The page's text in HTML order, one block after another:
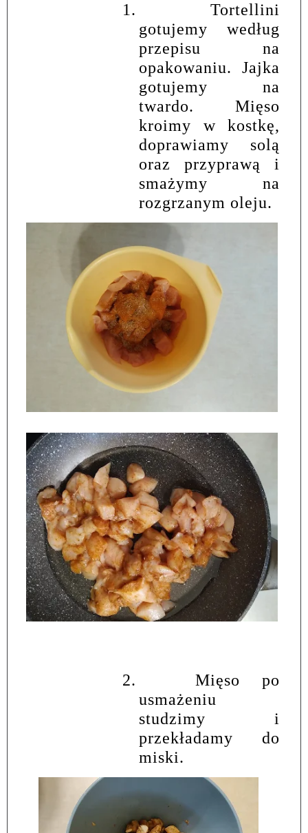
1.
Tortellini
gotujemy według
przepisu na
opakowaniu. Jajka
gotujemy na
twardo. Mięso
kroimy w kostkę,
doprawiamy solą
oraz przyprawą i
smażymy na
rozgrzanym oleju.
2.
Mięso po
usmażeniu
studzimy i
przekładamy do
miski.